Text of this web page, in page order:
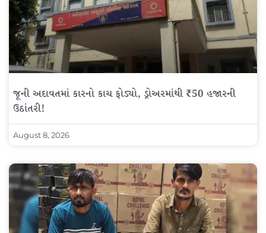
જૂની અદાવતમાં કારનો કાચ ફોડ્યો, ડ્રોઅરમાંથી ₹50 હજારની
ઉઠાંતરી!
August 8, 2026